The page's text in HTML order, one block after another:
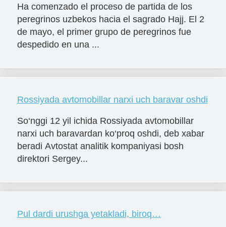
Ha comenzado el proceso de partida de los
peregrinos uzbekos hacia el sagrado Hajj. El 2
de mayo, el primer grupo de peregrinos fue
despedido en una ...
Rossiyada avtomobillar narxi uch baravar oshdi
So‘nggi 12 yil ichida Rossiyada avtomobillar
narxi uch baravardan ko‘proq oshdi, deb xabar
beradi Avtostat analitik kompaniyasi bosh
direktori Sergey...
Pul dardi urushga yetakladi, biroq…